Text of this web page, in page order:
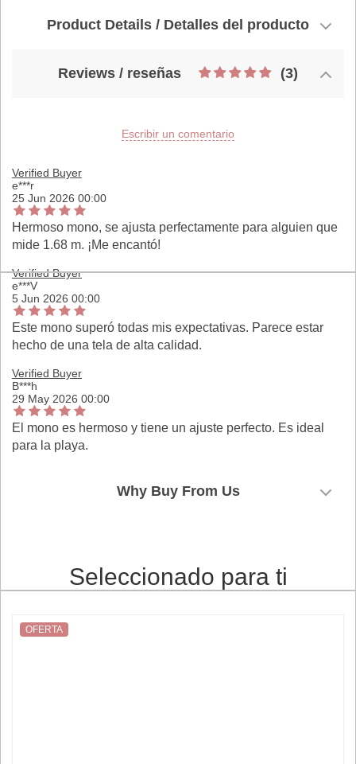
Product Details / Detalles del producto
Reviews / reseñas (3)
Escribir un comentario
Verified Buyer
e***r
25 Jun 2026 00:00
Hermoso mono, se ajusta perfectamente para alguien que
mide 1.68 m. ¡Me encantó!
Verified Buyer
e***V
5 Jun 2026 00:00
Este mono superó todas mis expectativas. Parece estar
hecho de una tela de alta calidad.
Verified Buyer
B***h
29 May 2026 00:00
El mono es hermoso y tiene un ajuste perfecto. Es ideal
para la playa.
Why Buy From Us
Seleccionado para ti
OFERTA